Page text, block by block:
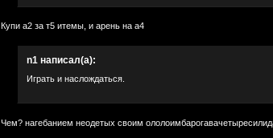
Купи а2 за т5 итемы, и арень на а4
n1 написал(а):
Играть и наслождаться.
Чем? нагебанием неодетых своим